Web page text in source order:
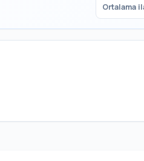
Ortalama